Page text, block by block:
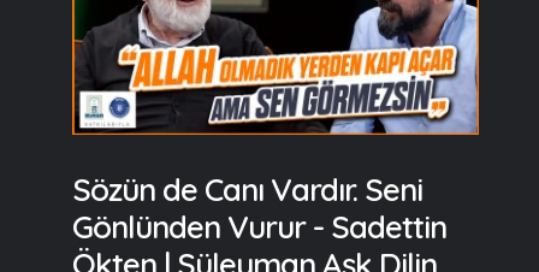
Sözün de Canı Vardır. Seni
Gönlünden Vurur - Sadettin